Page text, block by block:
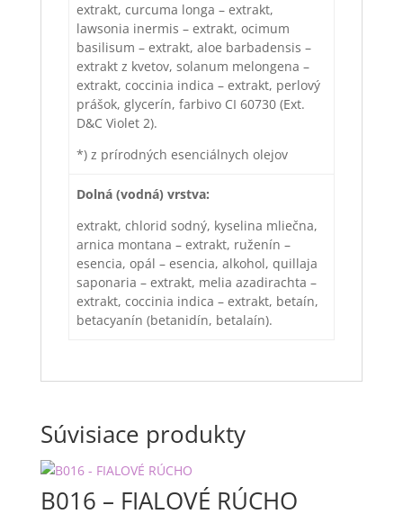
extrakt, curcuma longa – extrakt,
lawsonia inermis – extrakt, ocimum
basilisum – extrakt, aloe barbadensis –
extrakt z kvetov, solanum melongena –
extrakt, coccinia indica – extrakt, perlový
prášok, glycerín, farbivo CI 60730 (Ext.
D&C Violet 2).
*) z prírodných esenciálnych olejov
Dolná (vodná) vrstva:
extrakt, chlorid sodný, kyselina mliečna,
arnica montana – extrakt, ruženín –
esencia, opál – esencia, alkohol, quillaja
saponaria – extrakt, melia azadirachta –
extrakt, coccinia indica – extrakt, betaín,
betacyanín (betanidín, betalaín).
Súvisiace produkty
B016 – FIALOVÉ RÚCHO